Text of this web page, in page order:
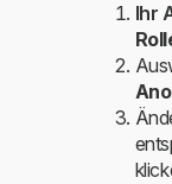
Ihr